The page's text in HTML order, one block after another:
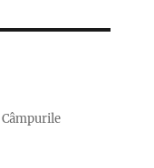
Câmpurile